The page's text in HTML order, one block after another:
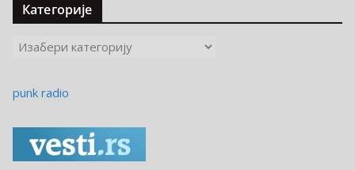
Категорије
е
р
punk radio